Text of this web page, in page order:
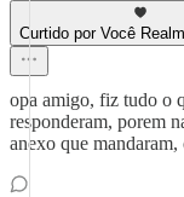
Curtido por Você
opa amigo, fiz tudo o
responderam, porem
anexo que